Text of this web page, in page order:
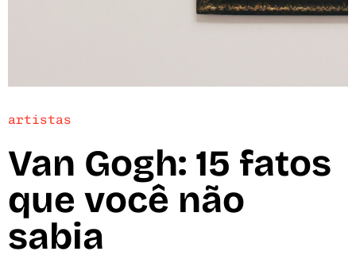
artistas
Van Gogh: 15 fatos
que você não
sabia